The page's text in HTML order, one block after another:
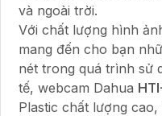
và ngoài trời.
Với chất lượng hình
mang đến cho bạn
nét trong quá trình sử
tế, webcam Dahua
Plastic chất lượng